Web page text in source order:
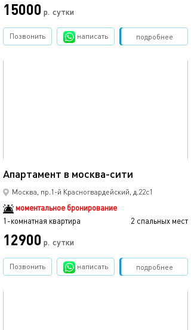
15000 р. сутки
подробнее
Позвонить написать Забронировать
Апартамент в москва-сити
Москва, пр.1-й Красногвардейский, д.22с1
моментальное бронирование
1-комнатная квартира
2 спальных мест
12900 р. сутки
подробнее
Позвонить написать Забронировать